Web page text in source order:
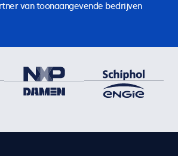
van toonaangevende bedrijven